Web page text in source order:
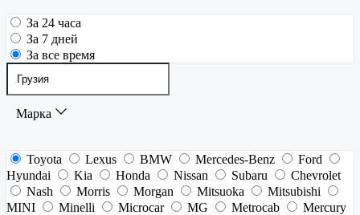
За 24 часа
За 7 дней
За все время
Марка
Toyota Lexus BMW Mercedes-Benz
Ford
Hyundai
Kia Honda Nissan Subaru
Chevrolet
Nash
Morris Morgan Mitsuoka
Mitsubishi
MINI
Minelli Microcar MG Metrocab
Mercury